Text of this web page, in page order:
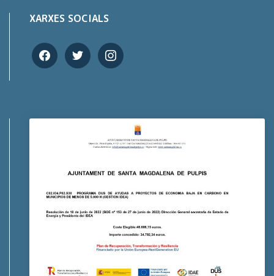
XARXES SOCIALS
facebooktwitter instagram